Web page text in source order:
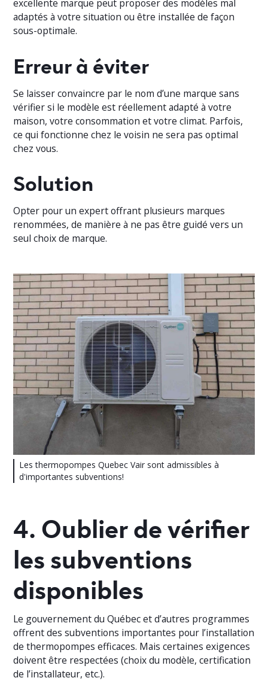
excellente marque peut proposer des modèles mal
adaptés à votre situation ou être installée de façon
sous-optimale.
Erreur à éviter
Se laisser convaincre par le nom d’une marque sans
vérifier si le modèle est réellement adapté à votre
maison, votre consommation et votre climat. Parfois,
ce qui fonctionne chez le voisin ne sera pas optimal
chez vous.
Solution
Opter pour un expert offrant plusieurs marques
renommées, de manière à ne pas être guidé vers un
seul choix de marque.
Les thermopompes Quebec Vair sont admissibles à
d'importantes subventions!
4. Oublier de vérifier
les subventions
disponibles
Le gouvernement du Québec et d’autres programmes
offrent des subventions importantes pour l’installation
de thermopompes efficaces. Mais certaines exigences
doivent être respectées (choix du modèle, certification
de l’installateur, etc.).